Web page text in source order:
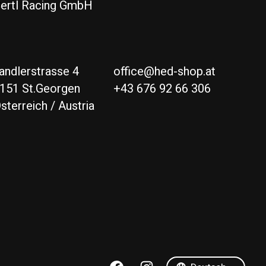
Racing GmbH
4
St.Georgen
/ Austria
office@hed-shop.at
+43 676 92 66 306